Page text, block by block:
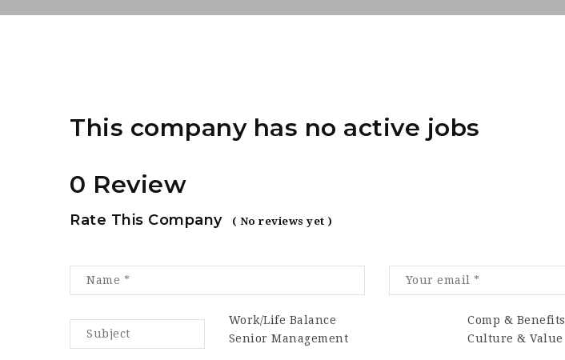
This company has no active jobs
0 Review
Rate This Company ( No reviews yet )
Work/Life Balance
Comp & Benefits
Senior Management
Culture & Value